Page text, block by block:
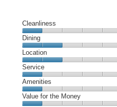
Cleanliness
Cleanliness,
1
out
of
5
Dining
Dining,
2
out
of
5
Location
Location,
2
out
of
5
Service
Service,
1
out
Amenities
Amenities,
Value for the Money